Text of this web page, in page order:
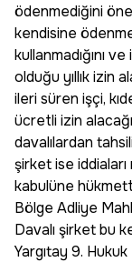
ödenmediğini öne
kendisine
kullanmadığını
olduğu yıllık izin
ileri süren işçi,
ücretli izin
davalılardan
şirket ise
kabulüne
Bölge Adliye
Davalı şirket bu
Yargıtay 9.